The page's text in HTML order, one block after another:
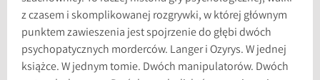
z czasem i skomplikowanej rozgrywki, w której głównym
punktem zawieszenia jest spojrzenie do głębi dwóch
psychopatycznych morderców. Langer i Ozyrys. W jednej
książce. W jednym tomie. Dwóch manipulatorów. Dwóch